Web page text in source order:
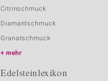
Citrinschmuck
Diamantschmuck
Granatschmuck
mehr
Edelsteinlexikon